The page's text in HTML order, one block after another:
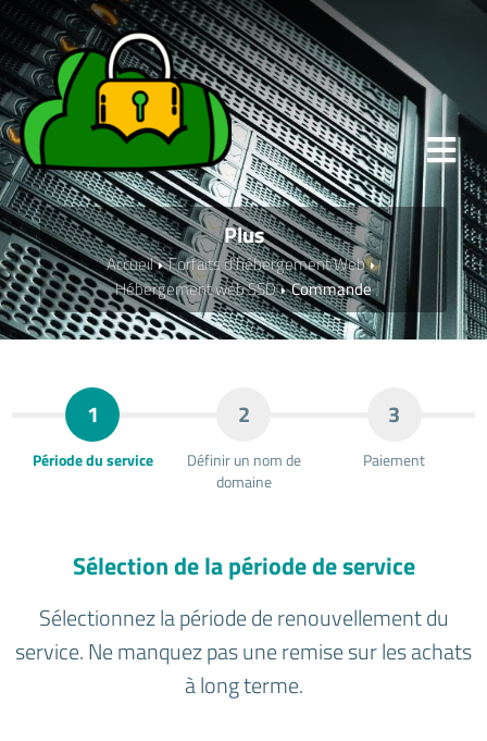
Plus
Accueil
Forfaits d'hébergement Web
Hébergement web SSD
Commande
1
Période du service
2
Définir un nom de
domaine
3
Paiement
Sélection de la période de service
Sélectionnez la période de renouvellement du
service. Ne manquez pas une remise sur les achats
à long terme.